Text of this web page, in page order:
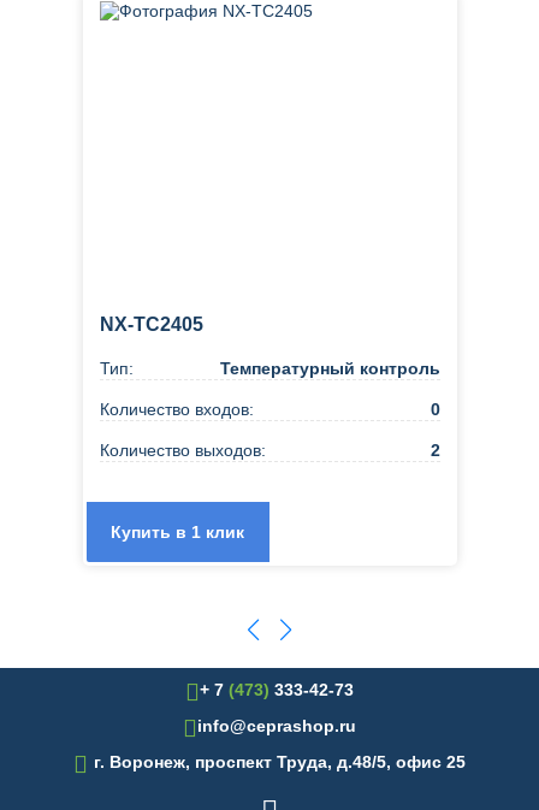
NX-TC2405
Тип: Температурный контроль
Количество входов: 0
Количество выходов: 2
Купить в 1 клик
+ 7 (473) 333-42-73
info@ceprashop.ru
 г. Воронеж, проспект Труда, д.48/5, офис 25